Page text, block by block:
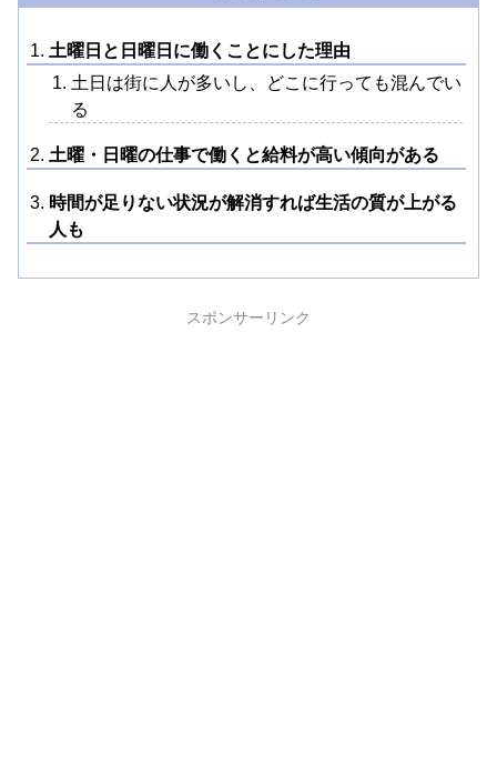
土曜日と日曜日に働くことにした理由
土日は街に人が多いし、どこに行っても混んでい
る
土曜・日曜の仕事で働くと給料が高い傾向がある
時間が足りない状況が解消すれば生活の質が上がる
人も
スポンサーリンク